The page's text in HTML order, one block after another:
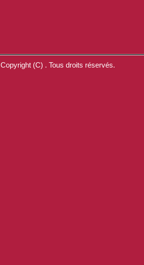
Copyright (C) . Tous droits réservés.